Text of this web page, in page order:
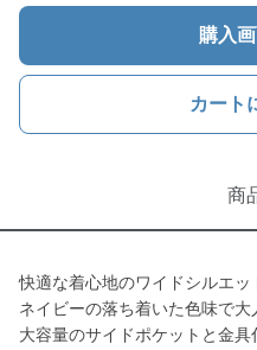
購入
カート
商
快適な着心地のワイドシルエッ
ネイビーの落ち着いた色味で大
大容量のサイドポケットと金具